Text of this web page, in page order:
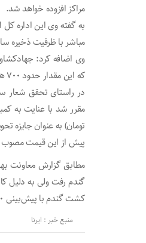
مراکز افزوده خواهد شد.
مباشر با ظرفیت ذخیره سازی یک میلیون و ۵۰۰ هزار تن پیش بینی
که این مقدار حدود ۷۰۰ هزار تن به صورت تضمینی به دولت فروخته شود.
در راستای تحقق شعار
تومان) به عنوان جایزه
پیش از این قیمت مصوب
کشت گندم با پیش‌بینی ۴۷۰ هزار تن از دست رفته است.
منبع خبر : ایرنا